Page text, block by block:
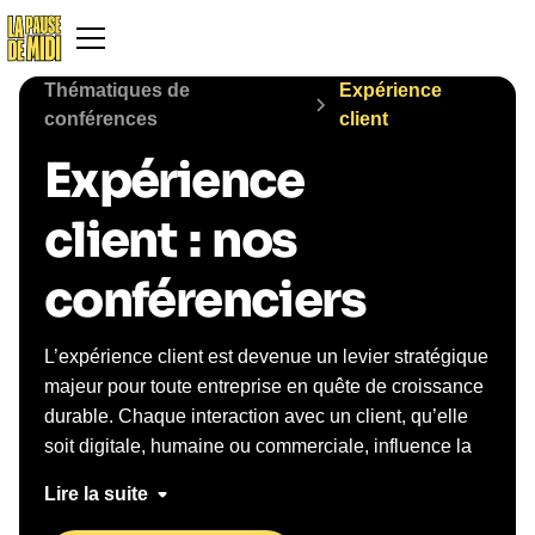
Thématiques de
conférences
Expérience
client
Expérience
client : nos
conférenciers
L’expérience client est devenue un levier stratégique
majeur pour toute entreprise en quête de croissance
durable. Chaque interaction avec un client, qu’elle
soit digitale, humaine ou commerciale, influence la
recommandation. Faire intervenir un conférencier
Lire la suite